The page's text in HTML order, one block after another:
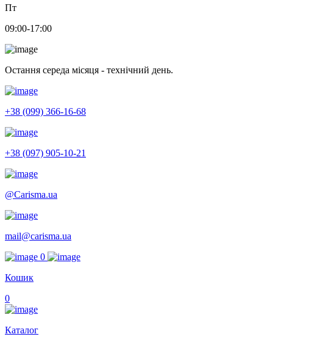
Пт
09:00-17:00
Остання середа місяця - технічний день.
+38 (099) 366-16-68
+38 (097) 905-10-21
@Carisma.ua
mail@carisma.ua
0
Кошик
0
Каталог